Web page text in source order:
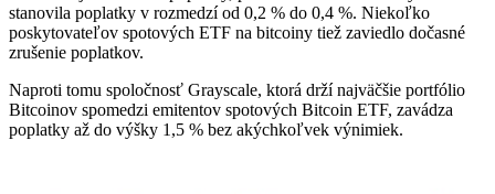
stanovila poplatky v rozmedzí od 0,2 % do 0,4 %. Niekoľko
poskytovateľov spotových ETF na bitcoiny tiež zaviedlo dočasné
zrušenie poplatkov.
Naproti tomu spoločnosť Grayscale, ktorá drží najväčšie portfólio
Bitcoinov spomedzi emitentov spotových Bitcoin ETF, zavádza
poplatky až do výšky 1,5 % bez akýchkoľvek výnimiek.